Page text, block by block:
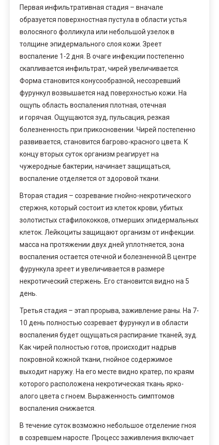
Первая инфильтративная стадия – вначале
образуется поверхностная пустула в области устья
волосяного фолликула или небольшой узелок в
толщине эпидермального слоя кожи. Зреет
воспаление 1-2 дня. В очаге инфекции постепенно
скапливается инфильтрат, чирей увеличивается.
Форма становится конусообразной, несозревший
фурункул возвышается над поверхностью кожи. На
ощупь область воспаления плотная, отечная
и горячая. Ощущаются зуд, пульсация, резкая
болезненность при прикосновении. Чирей постепенно
развивается, становится багрово-красного цвета. К
концу вторых суток организм реагирует на
чужеродные бактерии, начинает защищаться,
воспаление отделяется от здоровой ткани.
Вторая стадия – созревание гнойно-некротического
стержня, который состоит из клеток крови, убитых
золотистых стафилококков, отмерших эпидермальных
клеток. Лейкоциты защищают организм от инфекции.
масса на протяжении двух дней уплотняется, зона
воспаления остается отечной и болезненной.В центре
фурункула зреет и увеличивается в размере
некротический стержень. Его становится видно на 5
день.
Третья стадия – этап прорыва, заживление раны. На 7-
10 день полностью созревает фурункул и в области
воспаления будет ощущаться распирание тканей, зуд.
Как чирей полностью готов, происходит надрыв
покровной кожной ткани, гнойное содержимое
выходит наружу. На его месте видно кратер, по краям
которого расположена некротическая ткань ярко-
алого цвета с гноем. Выраженность симптомов
воспаления снижается.
В течение суток возможно небольшое отделение гноя
в созревшем наросте. Процесс заживления включает